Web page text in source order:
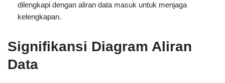
dilengkapi dengan aliran data masuk untuk menjaga
kelengkapan.
Signifikansi Diagram Aliran
Data